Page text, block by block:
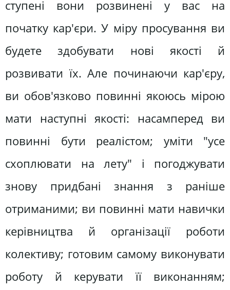
ступені вони розвинені у вас на
початку кар'єри. У міру просування ви
будете здобувати нові якості й
розвивати їх. Але починаючи кар'єру,
ви обов'язково повинні якоюсь мірою
мати наступні якості: насамперед ви
повинні бути реалістом; уміти "усе
схоплювати на лету" і погоджувати
знову придбані знання з раніше
отриманими; ви повинні мати навички
керівництва й організації роботи
колективу; готовим самому виконувати
роботу й керувати її виконанням;